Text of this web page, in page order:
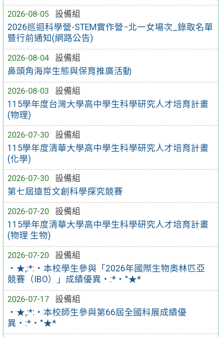
2026-08-05
設備組
2026巡迴科學營-STEM實作營−北一女場次_錄取名單
暨行前通知(網路公告)
2026-08-04
設備組
鼻頭角海岸生態與保育推廣活動
2026-08-03
設備組
115學年度台灣大學高中學生科學研究人才培育計畫
(物理)
2026-07-30
設備組
115學年度清華大學高中學生科學研究人才培育計畫
(化學)
2026-07-30
設備組
第七屆遠哲文創科學探究競賽
2026-07-20
設備組
115學年度清華大學高中學生科學研究人才培育計畫
(物理 生物)
2026-07-20
設備組
‧★,:*:‧本校學生參與「2026年國際生物奧林匹亞
競賽（IBO）」成績優異‧:*‧°★*
2026-07-17
設備組
‧★,:*:‧本校師生參與第66屆全國科展成績優
異‧:*‧°★*